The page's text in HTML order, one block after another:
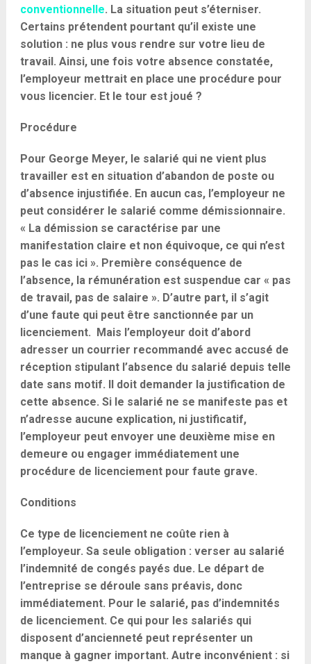
conventionnelle. La situation peut s’éterniser.
Certains prétendent pourtant qu’il existe une
solution : ne plus vous rendre sur votre lieu de
travail. Ainsi, une fois votre absence constatée,
l’employeur mettrait en place une procédure pour
vous licencier. Et le tour est joué ?
Procédure
Pour George Meyer, le salarié qui ne vient plus
travailler est en situation d’abandon de poste ou
d’absence injustifiée. En aucun cas, l’employeur ne
peut considérer le salarié comme démissionnaire.
« La démission se caractérise par une
manifestation claire et non équivoque, ce qui n’est
pas le cas ici ». Première conséquence de
l’absence, la rémunération est suspendue car « pas
de travail, pas de salaire ». D’autre part, il s’agit
d’une faute qui peut être sanctionnée par un
licenciement. Mais l’employeur doit d’abord
adresser un courrier recommandé avec accusé de
réception stipulant l’absence du salarié depuis telle
date sans motif. Il doit demander la justification de
cette absence. Si le salarié ne se manifeste pas et
n’adresse aucune explication, ni justificatif,
l’employeur peut envoyer une deuxième mise en
demeure ou engager immédiatement une
procédure de licenciement pour faute grave.
Conditions
Ce type de licenciement ne coûte rien à
l’employeur. Sa seule obligation : verser au salarié
l’indemnité de congés payés due. Le départ de
l’entreprise se déroule sans préavis, donc
immédiatement. Pour le salarié, pas d’indemnités
de licenciement. Ce qui pour les salariés qui
disposent d’ancienneté peut représenter un
manque à gagner important. Autre inconvénient : si